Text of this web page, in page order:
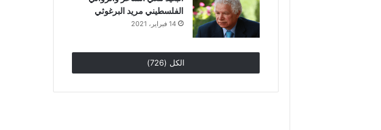
الفلسطيني مريد البرغوثي
14 فبراير، 2021
الكل (726)